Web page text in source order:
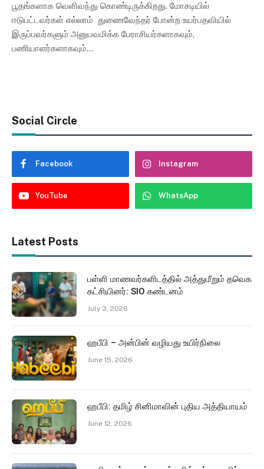
பூதங்களாக வெளிவந்து கொண்டிருக்கிறது. மோசடியில்
ஈடுபட்டவர்கள் எல்லாம் துணைவேந்தர் போன்ற உயர்பதவியில்
இருப்பவர்களும் அனுபவமிக்க பேராசியர்களாகவும்,
பணியாளர்களாகவும்…
Social Circle
Facebook Instagram
YouTube WhatsApp
Latest Posts
பள்ளி மாணவர்களிடத்தில் அத்துமீறும் தவெக
கட்சியினர்: SIO கண்டனம்
July 3, 2026
ஹபீபி – அன்பின் வழியது உயிர்நிலை
June 15, 2026
ஹபீபி: தமிழ் சினிமாவின் புதிய அத்தியாயம்
June 12, 2026